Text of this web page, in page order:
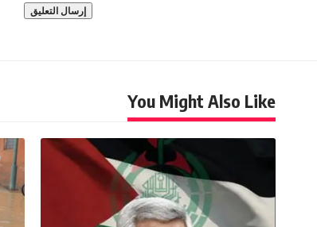
You Might Also Like